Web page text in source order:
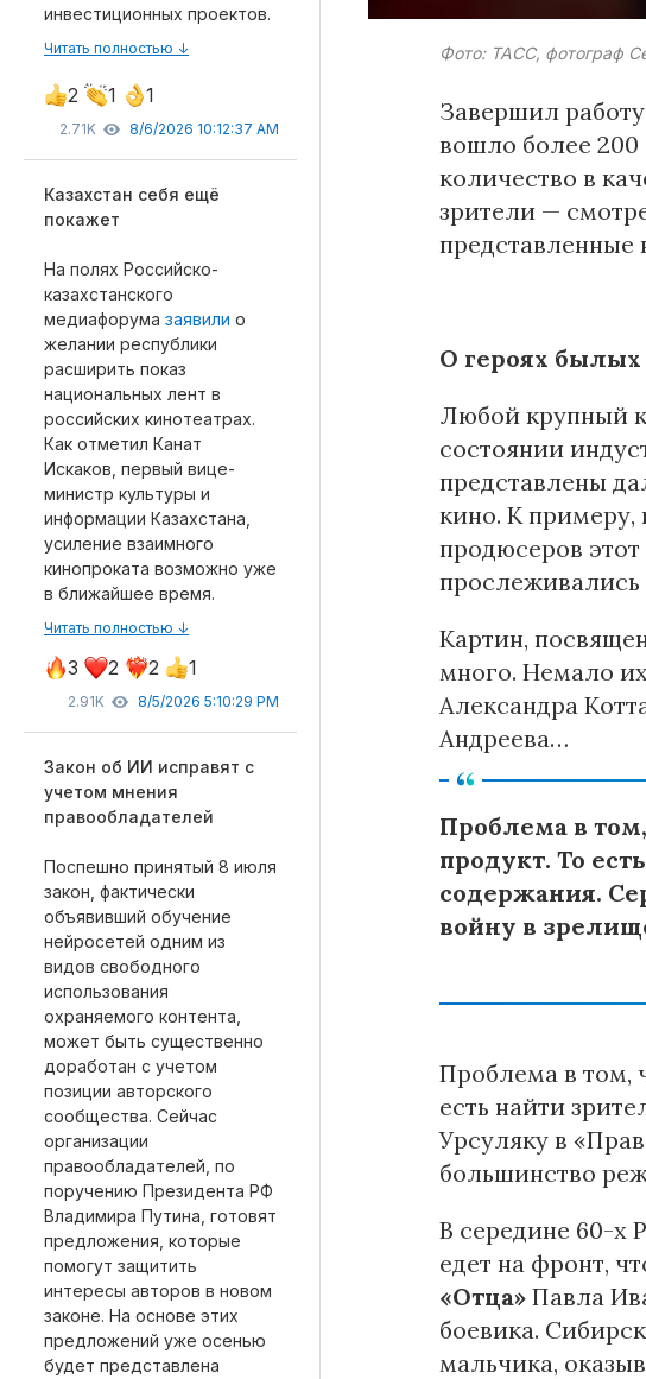
Материалы партнеров
АКИ
Artists / Художники.РФ
Цифровой Сарафан
Смотрите нас в соцсетях и мессенджерах
инвестиционных проектов.
Читать полностью ↓
2 1 1
2.71K 8/6/2026 10:12:37 AM
Казахстан себя ещё
покажет
На полях Российско-
казахстанского
медиафорума заявили о
желании республики
расширить показ
национальных лент в
российских кинотеатрах.
Как отметил Канат
Искаков, первый вице-
министр культуры и
информации Казахстана,
усиление взаимного
кинопроката возможно уже
в ближайшее время.
Читать полностью ↓
3 2 2 1
2.91K 8/5/2026 5:10:29 PM
Закон об ИИ исправят с
учетом мнения
правообладателей
Поспешно принятый 8 июля
закон, фактически
объявивший обучение
нейросетей одним из
видов свободного
использования
охраняемого контента,
может быть существенно
доработан с учетом
позиции авторского
сообщества. Сейчас
организации
правообладателей, по
поручению Президента РФ
Владимира Путина, готовят
предложения, которые
помогут защитить
интересы авторов в новом
законе. На основе этих
предложений уже осенью
будет представлена
Фото: ТАСС, фотограф
Завершил
вошло более
количество в
зрители —
О героях
Любой крупный
состоянии
представлены
кино. К примеру,
продюсеров
прослеживались
Картин,
много. Немало
Александра
Андреева…
Проблема в
продукт. То
содержания.
войну в
Проблема в том,
есть найти
Урсуляку в
большинство
В середине 60-х
едет на фронт,
«Отца»Павла
боевика.
мальчика,